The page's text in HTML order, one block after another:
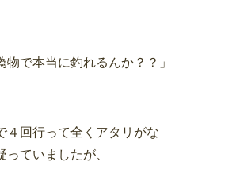
物で本当に釣れるんか？？」
４回行って全くアタリがな
っていましたが、